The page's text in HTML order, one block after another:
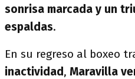
sonrisa marcada y un
espaldas.
En su regreso al boxeo
inactividad, Maravilla